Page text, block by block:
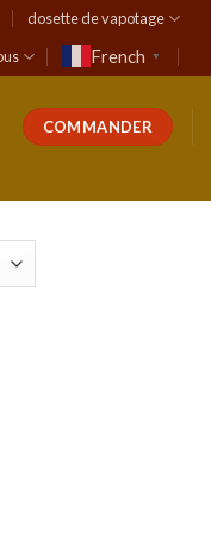
dosette de vapotage
French ▼
COMMANDER